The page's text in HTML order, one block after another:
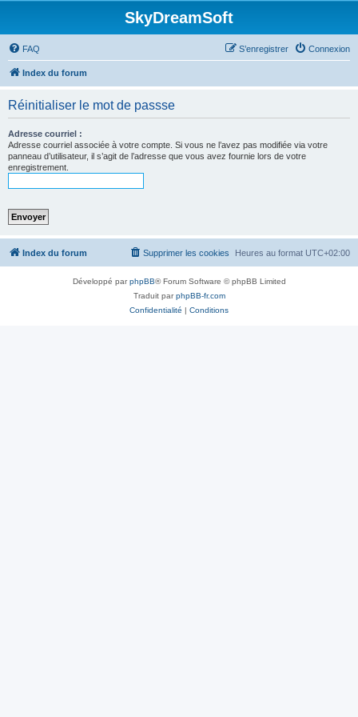
SkyDreamSoft
FAQ Connexion
S’enregistrer
Index du forum
Réinitialiser le mot de passse
Adresse courriel :
Adresse courriel associée à votre compte. Si vous ne l’avez pas modifiée via votre
panneau d’utilisateur, il s’agit de l’adresse que vous avez fournie lors de votre
enregistrement.
Index du forum Heures au format UTC+02:00
Supprimer les cookies
Développé parphpBB® Forum Software © phpBB Limited
Traduit parphpBB-fr.com
Confidentialité | Conditions